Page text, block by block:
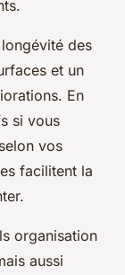
des
et un
En
si vous
vos
facilitent la
organisation
aussi